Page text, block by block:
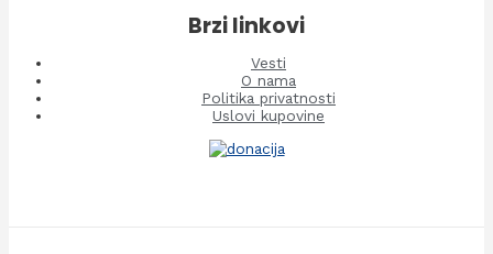
Brzi linkovi
Vesti
O nama
Politika privatnosti
Uslovi kupovine